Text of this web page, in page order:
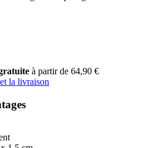
à partir de 64,90 €
la livraison